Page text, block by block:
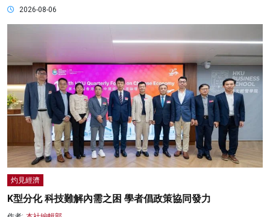
2026-08-06
灼見經濟
K型分化 科技難解內需之困 學者倡政策協同發力